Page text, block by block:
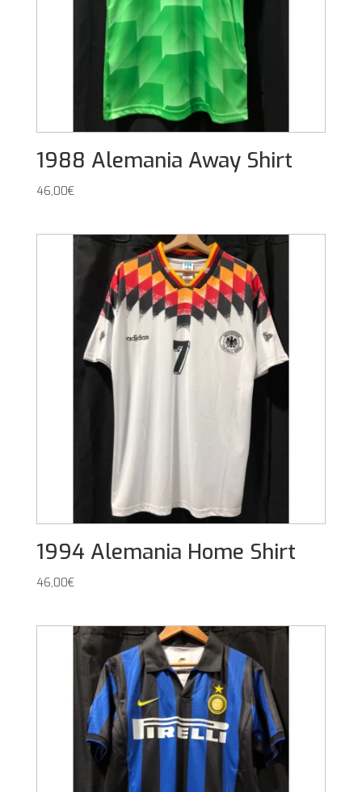
1988 Alemania Away Shirt
46,00€
1994 Alemania Home Shirt
46,00€